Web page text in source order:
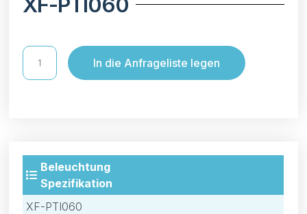
In die Anfrageliste legen
Beleuchtung
Spezifikation
XF-PTI060